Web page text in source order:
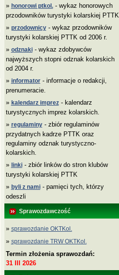
» honorowi ptkol.- wykaz honorowych
przodowników turystyki kolarskiej PTTK.
» przodownicy- wykaz przodowników
turystyki kolarskiej PTTK od 2006 r.
» odznaki- wykaz zdobywców
najwyższych stopni odznak kolarskich
od 2004 r.
» informator- informacje o redakcji,
prenumeracie.
» kalendarz imprez- kalendarz
turystycznych imprez kolarskich.
» regulaminy- zbiór regulaminów
przydatnych kadrze PTTK oraz
regulaminy odznak turystyczno-
kolarskich.
» linki- zbiór linków do stron klubów
turystyki kolarskiej PTTK
» byli z nami- pamięci tych, którzy
odeszli
Sprawozdawczość
» sprawozdanie OKTKol.
» sprawozdanie TRW OKTKol.
Termin złożenia sprawozdań:
31 III 2026